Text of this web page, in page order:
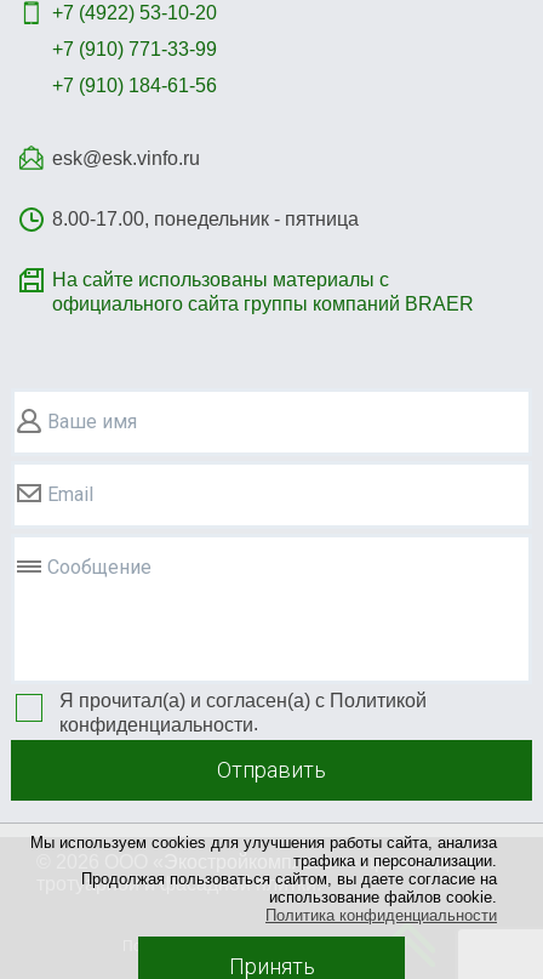
Мы используем cookies для улучшения работы сайта, анализа
трафика и персонализации.
Продолжая пользоваться сайтом, вы даете согласие на
использование файлов cookie.
Политика конфиденциальности
Принять
+7 (4922) 53-10-20
+7 (910) 771-33-99
+7 (910) 184-61-56
esk@esk.vinfo.ru
8.00-17.00, понедельник - пятница
На сайте использованы материалы с
официального сайта группы компаний BRAER
Ваше имя
Email
Сообщение
Я прочитал(а) и согласен(а) с Политикой
конфиденциальности.
Отправить
Экостройкомплекс +» производство
тротуарной и фасадной плитки.